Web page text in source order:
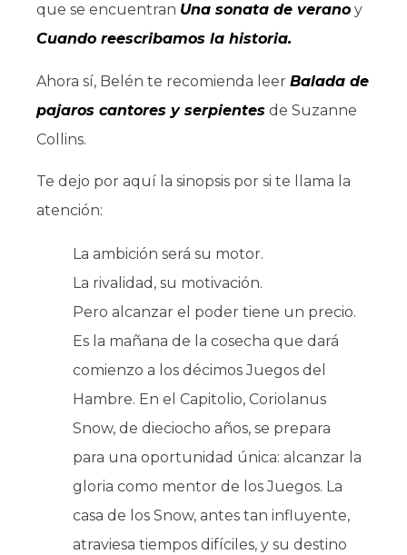
que se encuentran Una sonata de verano y
Cuando reescribamos la historia.
Ahora sí, Belén te recomienda leer Balada de
pajaros cantores y serpientes de Suzanne
Collins.
Te dejo por aquí la sinopsis por si te llama la
atención:
La ambición será su motor.
La rivalidad, su motivación.
Pero alcanzar el poder tiene un precio.
Es la mañana de la cosecha que dará
comienzo a los décimos Juegos del
Hambre. En el Capitolio, Coriolanus
Snow, de dieciocho años, se prepara
para una oportunidad única: alcanzar la
gloria como mentor de los Juegos. La
casa de los Snow, antes tan influyente,
atraviesa tiempos difíciles, y su destino